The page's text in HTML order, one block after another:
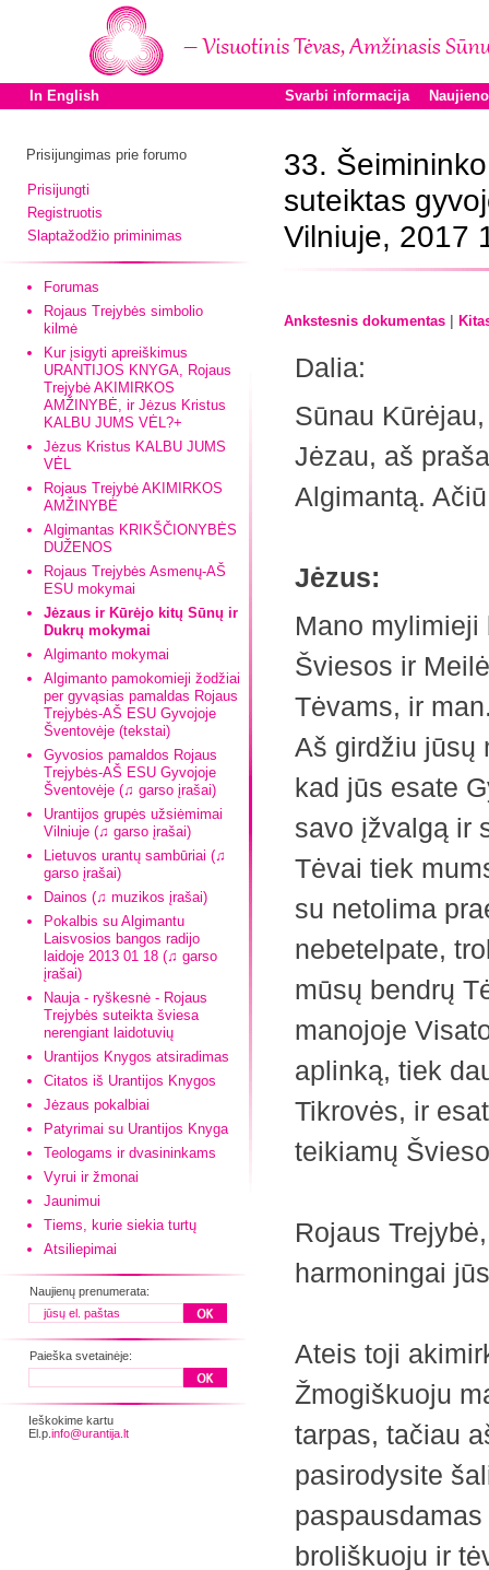
In English Svarbi informacija
Prisijungimas prie forumo
Prisijungti
Registruotis
Slaptažodžio priminimas
Forumas
Rojaus Trejybės simbolio
kilmė
Kur įsigyti apreiškimus
URANTIJOS KNYGA, Rojaus
Trejybė AKIMIRKOS
AMŽINYBĖ, ir Jėzus Kristus
KALBU JUMS VĖL?+
Jėzus Kristus KALBU JUMS
VĖL
Rojaus Trejybė AKIMIRKOS
AMŽINYBĖ
Algimantas KRIKŠČIONYBĖS
DUŽENOS
Rojaus Trejybės Asmenų-AŠ
ESU mokymai
Jėzaus ir Kūrėjo kitų Sūnų ir
Dukrų mokymai
Algimanto mokymai
Algimanto pamokomieji žodžiai
per gyvąsias pamaldas Rojaus
Trejybės-AŠ ESU Gyvojoje
Šventovėje (tekstai)
Gyvosios pamaldos Rojaus
Trejybės-AŠ ESU Gyvojoje
Šventovėje (♫ garso įrašai)
Urantijos grupės užsiėmimai
Vilniuje (♫ garso įrašai)
Lietuvos urantų sambūriai (♫
garso įrašai)
Dainos (♫ muzikos įrašai)
Pokalbis su Algimantu
Laisvosios bangos radijo
laidoje 2013 01 18 (♫ garso
įrašai)
Nauja - ryškesnė - Rojaus
Trejybės suteikta šviesa
nerengiant laidotuvių
Urantijos Knygos atsiradimas
Citatos iš Urantijos Knygos
Jėzaus pokalbiai
Patyrimai su Urantijos Knyga
Teologams ir dvasininkams
Vyrui ir žmonai
Jaunimui
Tiems, kurie siekia turtų
Atsiliepimai
Naujienų prenumerata:
Paieška svetainėje:
Ieškokime kartu
El.p. info@urantija.lt
33.
suteiktas
Vilniuje, 2017
Ankstesnis dokumentas |
Dalia:
Sūnau
Jėzau, aš
Algimantą.
Jėzus:
Mano
Šviesos ir
Tėvams, ir
Aš girdžiu jūsų
kad jūs esate
savo įžvalgą ir
Tėvai tiek
su netolima
nebetelpate,
mūsų bendrų
manojoje
aplinką, tiek
Tikrovės, ir
teikiamų
Rojaus
harmoningai
Ateis toji
Žmogiškuoju
tarpas, tačiau
pasirodysite
broliškuoju ir